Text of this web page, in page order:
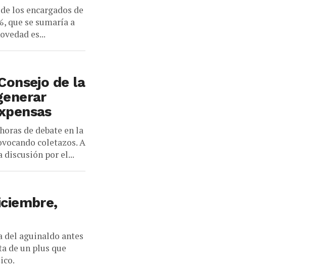
los encargados de
que se sumaría a
es...
de la
de debate en la
coletazos. A
discusión por el...
del aguinaldo antes
de un plus que